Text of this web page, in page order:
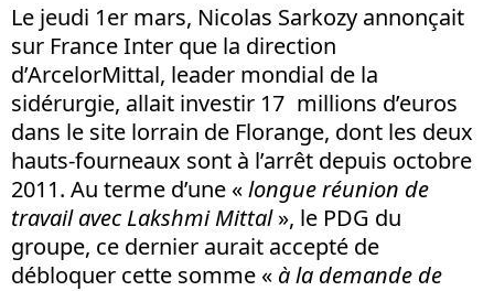
Le jeudi 1er mars, Nicolas Sarkozy annonçait
sur France Inter que la direction
d’ArcelorMittal, leader mondial de la
sidérurgie, allait investir 17 millions d’euros
dans le site lorrain de Florange, dont les deux
hauts-fourneaux sont à l’arrêt depuis octobre
2011. Au terme d’une «longue réunion de
travail avec Lakshmi Mittal», le PDG du
groupe, ce dernier aurait accepté de
débloquer cette somme « à la demande de